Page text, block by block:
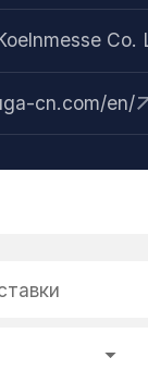
cn.com/en/